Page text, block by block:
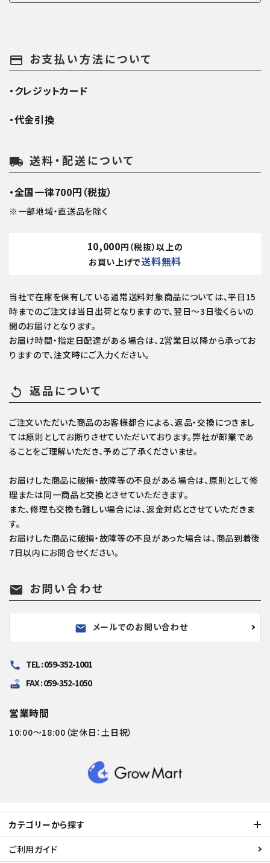
payment お支払い方法について
・クレジットカード
・代金引換
local_shipping 送料・配送について
・全国一律700円（税抜）
※一部地域・直送品を除く
10,000円（税抜）以上の
お買い上げで送料無料
当社で在庫を保有している通常送料対象商品については、平日15
時までのご注文は当日出荷となりますので、翌日～3日後くらいの
間のお届けとなります。
お届け時間・指定日配達がある場合は、2営業日以降から承ってお
りますので、注文時にご入力ください。
replay 返品について
ご注文いただいた商品のお客様都合による、返品・交換につきまし
ては原則としてお断りさせていただいております。弊社が卸業であ
ることをご理解いただき、予めご了承くださいませ。
お届けした商品に破損・故障等の不良がある場合は、原則として修
理または同一商品と交換とさせていただきます。
また、修理も交換も難しい場合には、返金対応とさせていただきま
す。
お届けした商品に破損・故障等の不良があった場合は、商品到着後
7日以内にお問合せください。
mail お問い合わせ
mail メールでのお問い合わせ
call TEL : 059-352-1001
router FAX : 059-352-1050
営業時間
10:00～18:00（定休日：土日祝）
カテゴリーから探す
ご利用ガイド